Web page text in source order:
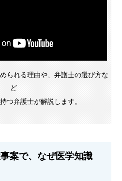
られる理由や、弁護士の選び方な
ど
つ弁護士が解説します。
案で、なぜ医学知識